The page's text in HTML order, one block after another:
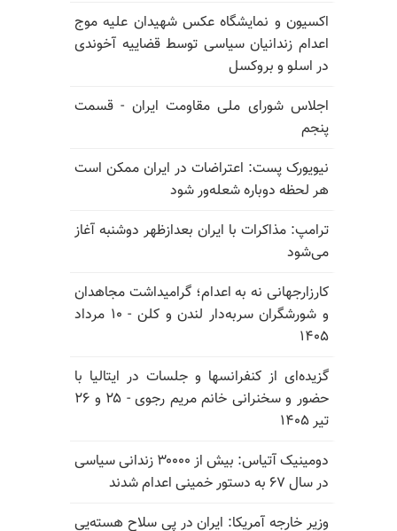
اکسیون و نمایشگاه عکس شهیدان علیه موج
اعدام زندانیان سیاسی توسط قضاییه آخوندی
در اسلو و بروکسل
اجلاس شورای ملی مقاومت ایران - قسمت
پنجم
نیویورک پست: اعتراضات در ایران ممکن است
هر لحظه دوباره شعله‌ور شود
ترامپ: مذاکرات با ایران بعدازظهر دوشنبه آغاز
می‌شود
کارزارجهانی نه به اعدام؛ گرامیداشت مجاهدان
و شورشگران سربه‌دار لندن و کلن - ۱۰ مرداد
۱۴۰۵
گزیده‌ای از کنفرانسها و جلسات در ایتالیا با
حضور و سخنرانی خانم مریم رجوی - ۲۵ و ۲۶
تیر ۱۴۰۵
دومینیک آتیاس: بیش از ۳۰۰۰۰ زندانی سیاسی
در سال ۶۷ به دستور خمینی اعدام شدند
وزیر خارجه آمریکا: ایران در پی سلاح هسته‌یی